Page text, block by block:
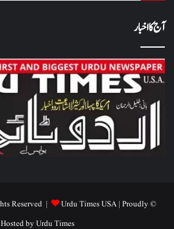
آج کا اخبار
© Copyright 2026, All Rights Reserved |
Urdu Times USA| Proudly
Hosted byUrdu Times